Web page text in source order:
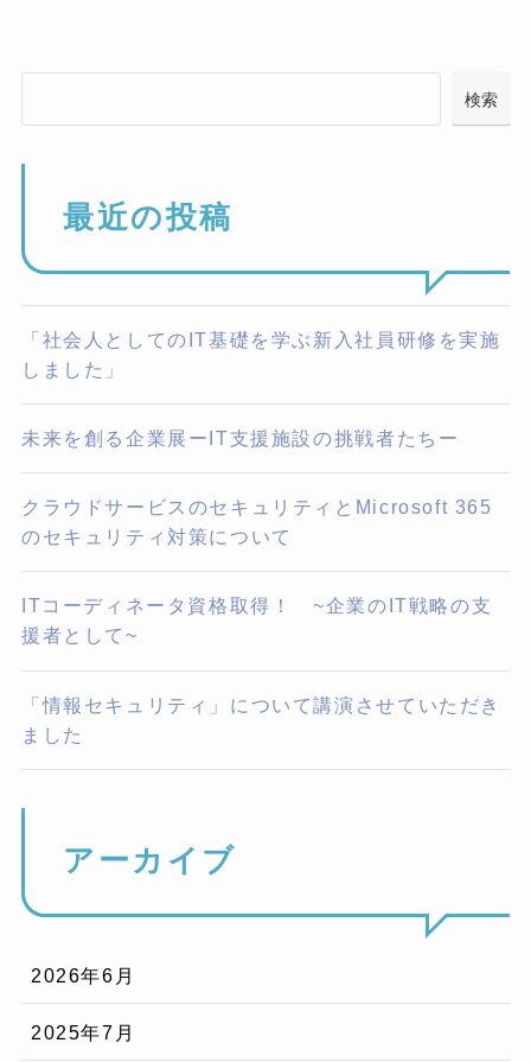
検索
最近の投稿
「社会人としてのIT基礎を学ぶ新入社員研修を実施
しました」
未来を創る企業展ーIT支援施設の挑戦者たちー
クラウドサービスのセキュリティとMicrosoft 365
のセキュリティ対策について
ITコーディネータ資格取得！ ~企業のIT戦略の支
援者として~
「情報セキュリティ」について講演させていただき
ました
アーカイブ
2026年6月
2025年7月